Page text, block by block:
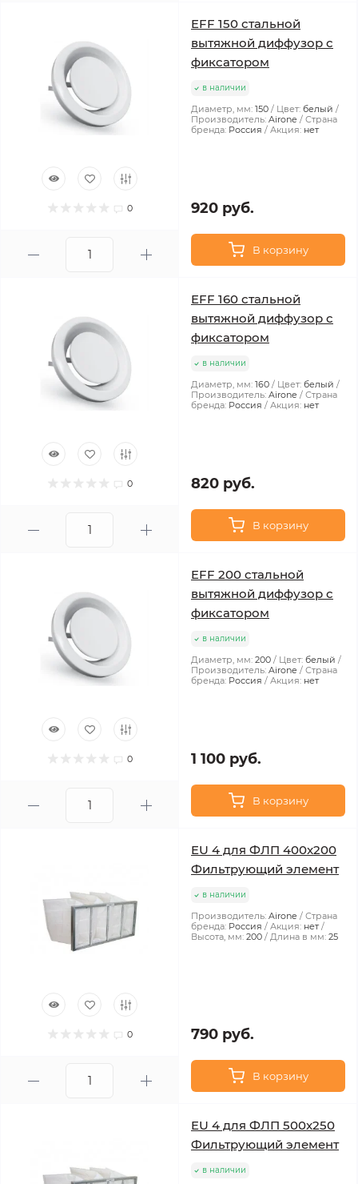
0
EFF 150 стальной
вытяжной диффузор с
фиксатором
в наличии
Диаметр, мм: 150 Цвет: белый
Производитель: Airone
Страна
бренда: Россия Акция: нет
920 руб.
В корзину
0
EFF 160 стальной
вытяжной диффузор с
фиксатором
в наличии
Диаметр, мм: 160 Цвет: белый
Производитель: Airone
Страна
бренда: Россия Акция: нет
820 руб.
В корзину
0
EFF 200 стальной
вытяжной диффузор с
фиксатором
в наличии
Диаметр, мм: 200 Цвет: белый
Производитель: Airone
Страна
бренда: Россия Акция: нет
1 100 руб.
В корзину
0
EU 4 для ФЛП 400x200
Фильтрующий элемент
в наличии
Производитель: Airone
Страна
бренда: Россия Акция: нет
Высота, мм: 200 Длина в мм: 25
790 руб.
В корзину
EU 4 для ФЛП 500x250
Фильтрующий элемент
в наличии